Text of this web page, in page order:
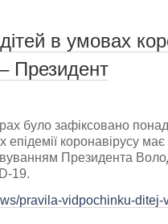
в умовах
Президент
було зафіксовано
епідемії коронавірусу
Президента
19.
pravila-vidpochinku-